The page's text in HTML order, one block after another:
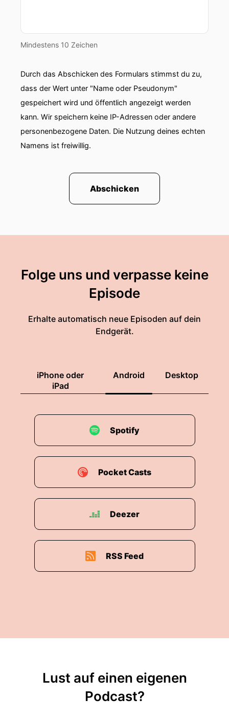
Mindestens 10 Zeichen
Durch das Abschicken des Formulars stimmst du zu,
dass der Wert unter "Name oder Pseudonym"
gespeichert wird und öffentlich angezeigt werden
kann. Wir speichern keine IP-Adressen oder andere
personenbezogene Daten. Die Nutzung deines echten
Namens ist freiwillig.
Abschicken
Folge uns und verpasse keine
Episode
Erhalte automatisch neue Episoden auf dein
Endgerät.
iPhone oder
iPad
Android Desktop
Spotify
Pocket Casts
Deezer
RSS Feed
Lust auf einen eigenen
Podcast?